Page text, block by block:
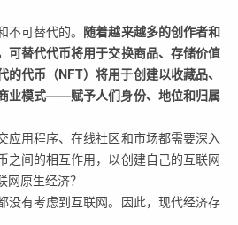
可替代的。 随着越来越多的创作者和
可替代代币将用于交换商品、存储价值
代币（NFT）将用于创建以收藏品、
业模式——赋予人们身份、地位和归属
应用程序、在线社区和市场都需要深入
之间的相互作用，以创建自己的互联网
原生经济？
没有考虑到互联网。因此，现代经济存